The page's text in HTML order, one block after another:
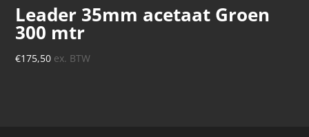
Leader 35mm acetaat Groen
300 mtr
€175,50 ex. BTW